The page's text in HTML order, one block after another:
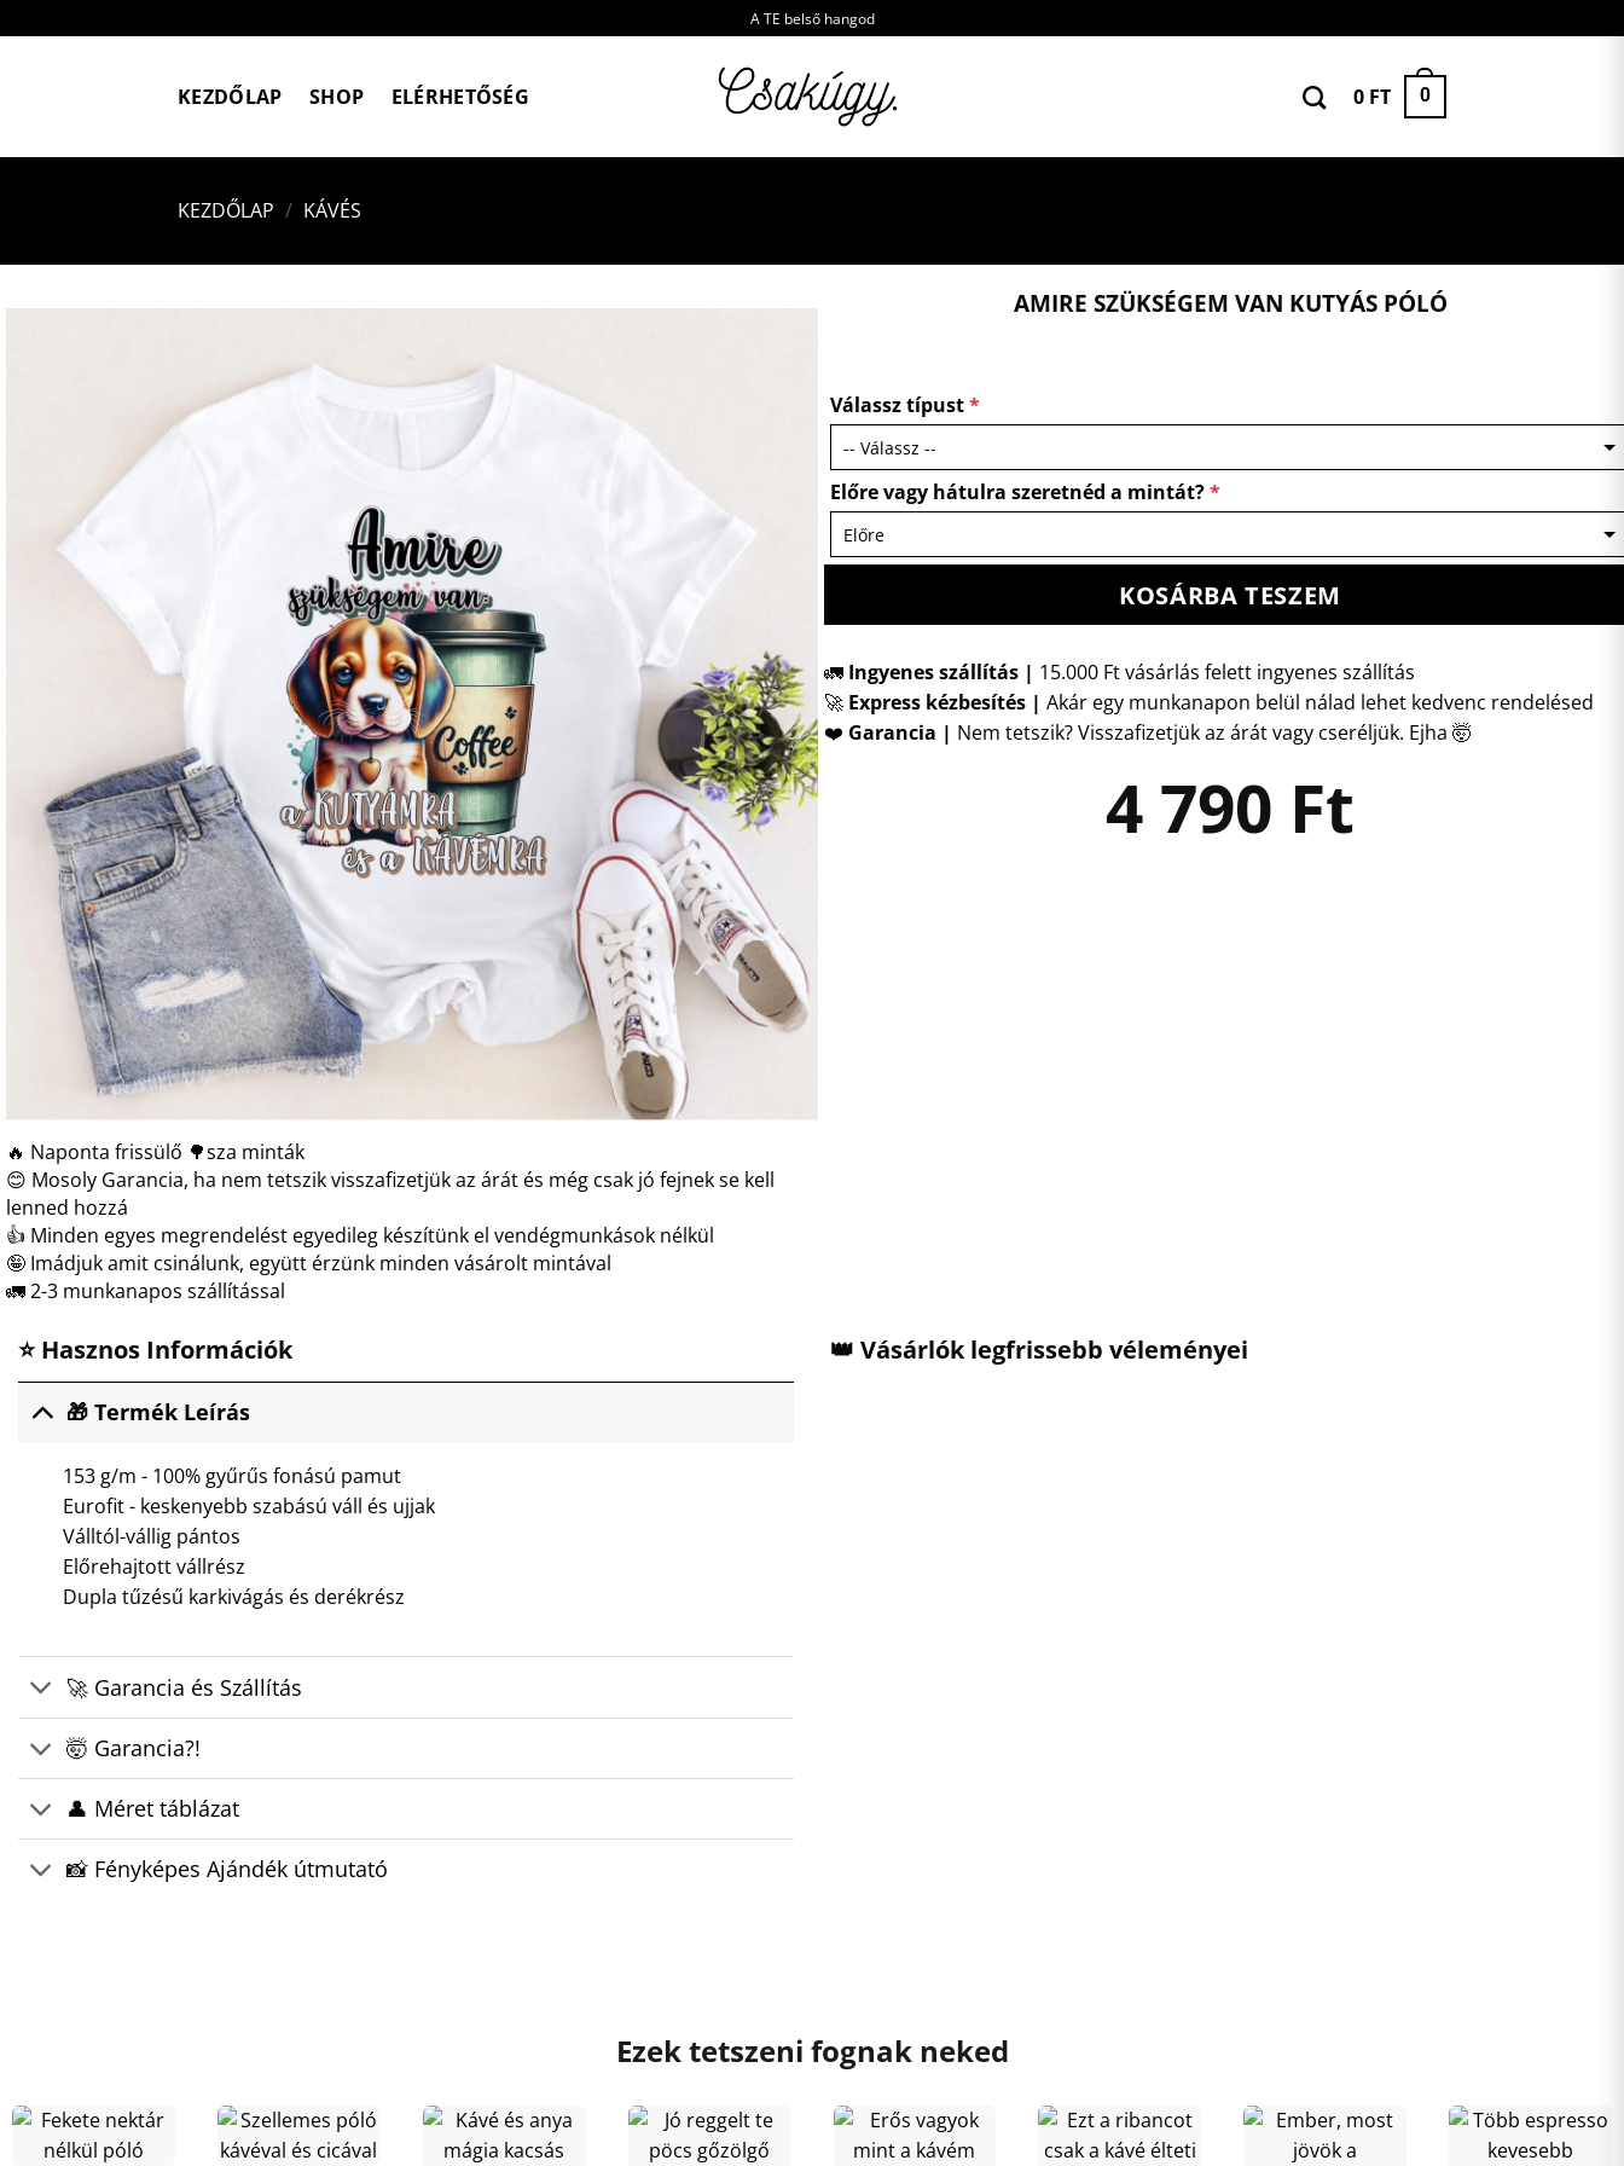
to
A TE belső hangod
KEZDŐLAP SHOP ELÉRHETŐSÉG 0 FT 0
KEZDŐLAP / KÁVÉS
🔥 Naponta frissülő 🌳sza minták
😊 Mosoly Garancia, ha nem tetszik visszafizetjük az árát és még csak jó fejnek se kell
lenned hozzá
👍 Minden egyes megrendelést egyedileg készítünk el vendégmunkások nélkül
🤪 Imádjuk amit csinálunk, együtt érzünk minden vásárolt mintával
🚛 2-3 munkanapos szállítással
AMIRE SZÜKSÉGEM VAN KUTYÁS PÓLÓ
Válassz típust*
Előre vagy hátulra szeretnéd a mintát?*
KOSÁRBA TESZEM
🚛 Ingyenes szállítás | 15.000 Ft vásárlás felett ingyenes szállítás
🚀 Express kézbesítés | Akár egy munkanapon belül nálad lehet kedvenc rendelésed
❤️ Garancia | Nem tetszik? Visszafizetjük az árát vagy cseréljük. Ejha 🤯
4 790 Ft
⭐ Hasznos Információk
🎁 Termék Leírás
153 g/m - 100% gyűrűs fonású pamut
Eurofit - keskenyebb szabású váll és ujjak
Válltól-vállig pántos
Előrehajtott vállrész
Dupla tűzésű karkivágás és derékrész
🚀 Garancia és Szállítás
🤯 Garancia?!
👤 Méret táblázat
📸 Fényképes Ajándék útmutató
👑 Vásárlók legfrissebb véleményei
Ezek tetszeni fognak neked